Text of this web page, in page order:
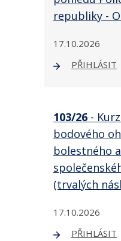
republiky -
17.10.2026
PŘIHLÁSIT
103/26 -
bodového
bolestného
(trvalých
17.10.2026
PŘIHLÁSIT